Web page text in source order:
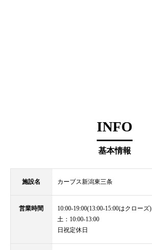
INFO
基本情報
施設名 カーブス新潟東三条
営業時間
10:00-19:00(13:00-15:00はクローズ)
土：10:00-13:00
日祝定休日